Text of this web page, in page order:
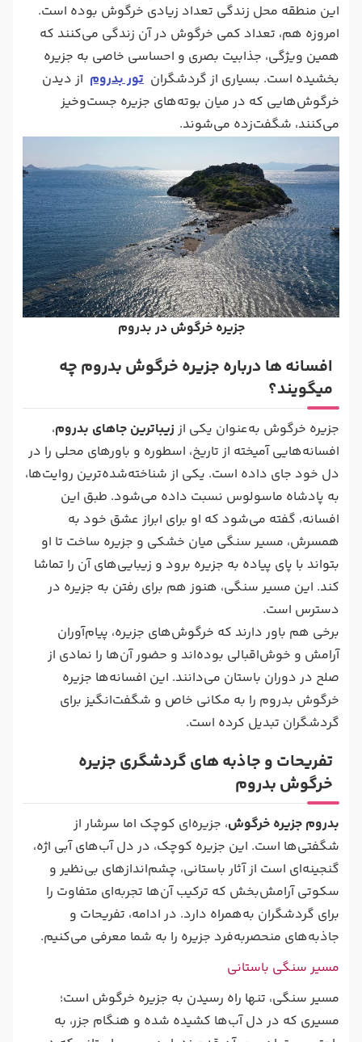
این منطقه محل زندگی تعداد زیادی خرگوش بوده است.
امروزه هم، تعداد کمی خرگوش در آن زندگی می‌کنند که
همین ویژگی، جذابیت بصری و احساسی خاصی به جزیره
بخشیده است. بسیاری از گردشگران تور بدروم از دیدن
خرگوش‌هایی که در میان بوته‌های جزیره جست‌وخیز
می‌کنند، شگفت‌زده می‌شوند.
جزیره خرگوش در بدروم
افسانه‌ ها درباره جزیره خرگوش بدروم چه
میگویند؟
جزیره خرگوش به‌عنوان یکی از زیباترین جاهای بدروم،
افسانه‌هایی آمیخته از تاریخ، اسطوره و باورهای محلی را در
دل خود جای داده است. یکی از شناخته‌شده‌ترین روایت‌ها،
به پادشاه ماسولوس نسبت داده می‌شود. طبق این
افسانه، گفته می‌شود که او برای ابراز عشق خود به
همسرش، مسیر سنگی میان خشکی و جزیره ساخت تا او
بتواند با پای پیاده به جزیره برود و زیبایی‌های آن را تماشا
کند. این مسیر سنگی، هنوز هم برای رفتن به جزیره در
دسترس است.
برخی هم باور دارند که خرگوش‌های جزیره، پیام‌آوران
آرامش و خوش‌اقبالی بوده‌اند و حضور آن‌ها را نمادی از
صلح در دوران باستان می‌دانند. این افسانه‌ها جزیره
خرگوش بدروم را به مکانی خاص و شگفت‌انگیز برای
گردشگران تبدیل کرده‌ است.
تفریحات و جاذبه های گردشگری جزیره
خرگوش بدروم
بدروم جزیره خرگوش، جزیره‌ای کوچک اما سرشار از
شگفتی‌ها است. این جزیره کوچک، در دل آب‌های آبی اژه،
گنجینه‌ای ا‌ست از آثار باستانی، چشم‌اندازهای بی‌نظیر و
سکوتی آرامش‌بخش که ترکیب آن‌ها تجربه‌ای متفاوت را
برای گردشگران به‌همراه دارد. در ادامه، تفریحات و
جاذبه‌های منحصربه‌فرد جزیره را به شما معرفی می‌کنیم.
مسیر سنگی باستانی
مسیر سنگی، تنها راه رسیدن به جزیره خرگوش است؛
مسیری که در دل آب‌ها کشیده شده و هنگام جزر، به